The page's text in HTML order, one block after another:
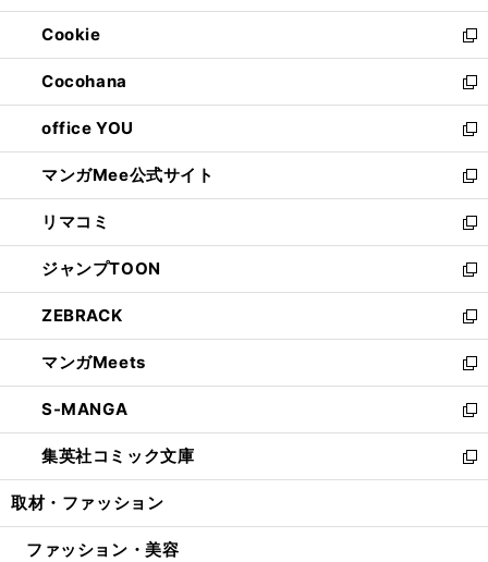
開
く
ウ
で
開
く
ン
ド
ウ
で
開
く
ウ
ィ
ン
ド
ウ
で
開
く
Cookie
新
し
い
ウ
ィ
ン
ド
ウ
で
開
く
Cocohana
新
し
い
ウ
ィ
ン
ド
ウ
で
開
く
office YOU
新
し
い
ウ
ィ
ン
ド
ウ
で
開
く
マンガMee公式サイト
新
し
い
ウ
ィ
ン
ド
ウ
で
開
く
リマコミ
新
し
い
ウ
ィ
ン
ド
ウ
で
開
く
ジャンプTOON
新
し
い
ウ
ィ
ン
ド
ウ
で
開
ZEBRACK
新
し
い
ウ
ィ
ン
ド
ウ
開
マンガMeets
新
し
い
ウ
ィ
ン
ウ
S-MANGA
新
し
い
ウ
ン
集英社コミック文庫
新
し
ウ
取材・ファッション
ファッション・美容